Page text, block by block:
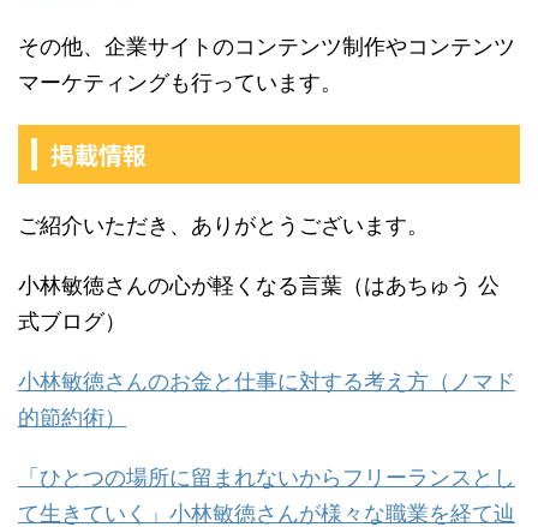
その他、企業サイトのコンテンツ制作やコンテンツ
マーケティングも行っています。
掲載情報
ご紹介いただき、ありがとうございます。
小林敏徳さんの心が軽くなる言葉（はあちゅう 公
式ブログ）
小林敏徳さんのお金と仕事に対する考え方（ノマド
的節約術）
「ひとつの場所に留まれないからフリーランスとし
て生きていく」小林敏徳さんが様々な職業を経て辿